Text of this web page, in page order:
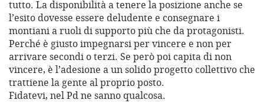
tutto. La disponibilità a tenere la posizione anche se
l’esito dovesse essere deludente e consegnare i
montiani a ruoli di supporto più che da protagonisti.
Perché è giusto impegnarsi per vincere e non per
arrivare secondi o terzi. Se però poi capita di non
vincere, è l’adesione a un solido progetto collettivo che
trattiene la gente al proprio posto.
Fidatevi, nel Pd ne sanno qualcosa.